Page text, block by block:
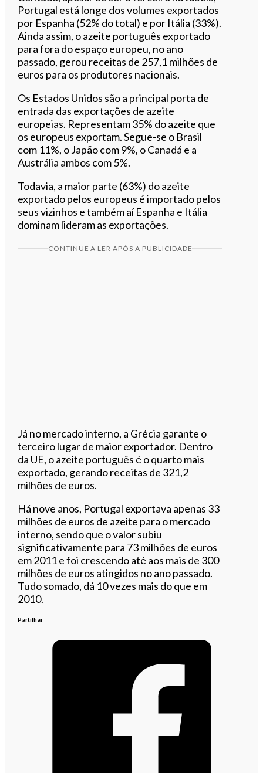
Portugal está longe dos volumes exportados
por Espanha (52% do total) e por Itália (33%).
Ainda assim, o azeite português exportado
para fora do espaço europeu, no ano
passado, gerou receitas de 257,1 milhões de
euros para os produtores nacionais.
Os Estados Unidos são a principal porta de
entrada das exportações de azeite
europeias. Representam 35% do azeite que
os europeus exportam. Segue-se o Brasil
com 11%, o Japão com 9%, o Canadá e a
Austrália ambos com 5%.
Todavia, a maior parte (63%) do azeite
exportado pelos europeus é importado pelos
seus vizinhos e também aí Espanha e Itália
dominam lideram as exportações.
CONTINUE A LER APÓS A PUBLICIDADE
Já no mercado interno, a Grécia garante o
terceiro lugar de maior exportador. Dentro
da UE, o azeite português é o quarto mais
exportado, gerando receitas de 321,2
milhões de euros.
Há nove anos, Portugal exportava apenas 33
milhões de euros de azeite para o mercado
interno, sendo que o valor subiu
significativamente para 73 milhões de euros
em 2011 e foi crescendo até aos mais de 300
milhões de euros atingidos no ano passado.
Tudo somado, dá 10 vezes mais do que em
2010.
Partilhar